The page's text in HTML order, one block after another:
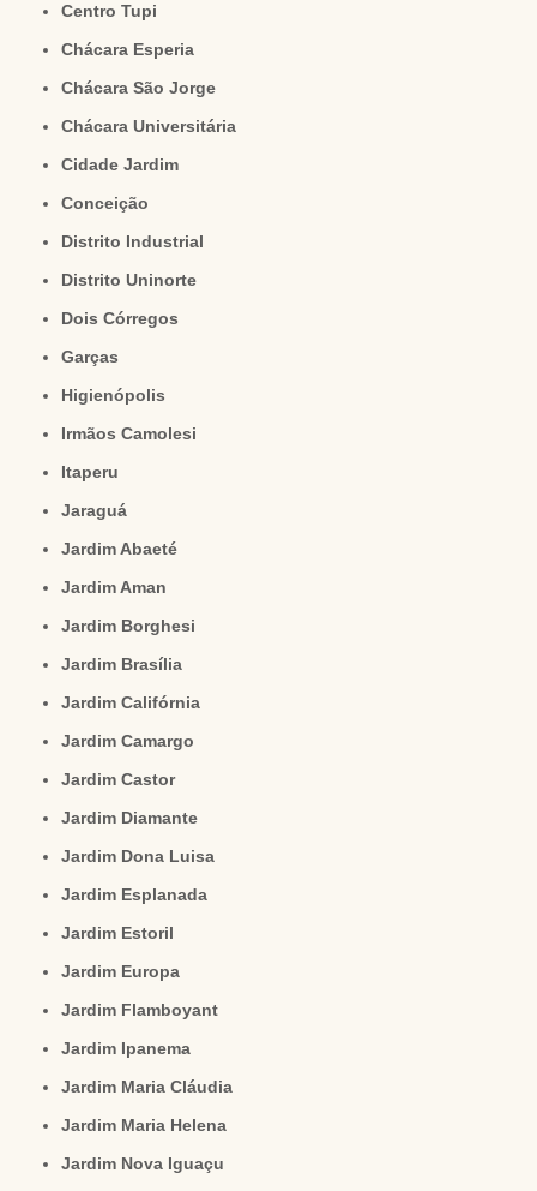
Centro Tupi
Chácara Esperia
Chácara São Jorge
Chácara Universitária
Cidade Jardim
Conceição
Distrito Industrial
Distrito Uninorte
Dois Córregos
Garças
Higienópolis
Irmãos Camolesi
Itaperu
Jaraguá
Jardim Abaeté
Jardim Aman
Jardim Borghesi
Jardim Brasília
Jardim Califórnia
Jardim Camargo
Jardim Castor
Jardim Diamante
Jardim Dona Luisa
Jardim Esplanada
Jardim Estoril
Jardim Europa
Jardim Flamboyant
Jardim Ipanema
Jardim Maria Cláudia
Jardim Maria Helena
Jardim Nova Iguaçu